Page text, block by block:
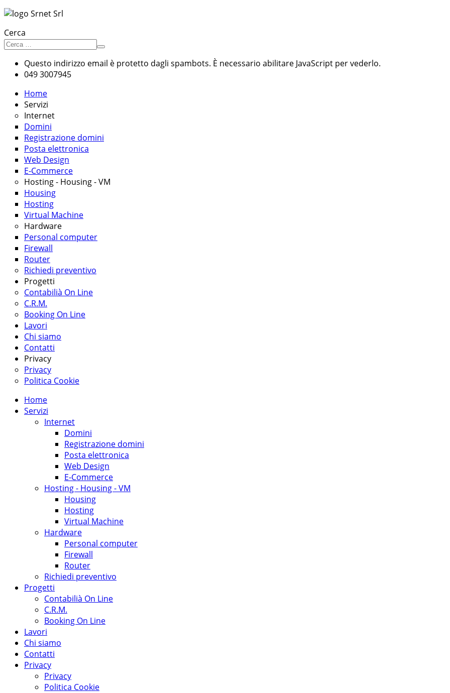
Cerca
Questo indirizzo email è protetto dagli spambots. È necessario abilitare JavaScript per vederlo.
049 3007945
Home
Servizi
Internet
Domini
Registrazione domini
Posta elettronica
Web Design
E-Commerce
Hosting - Housing - VM
Housing
Hosting
Virtual Machine
Hardware
Personal computer
Firewall
Router
Richiedi preventivo
Progetti
Contabilià On Line
C.R.M.
Booking On Line
Lavori
Chi siamo
Contatti
Privacy
Privacy
Politica Cookie
Home
Servizi
Internet
Domini
Registrazione domini
Posta elettronica
Web Design
E-Commerce
Hosting - Housing - VM
Housing
Hosting
Virtual Machine
Hardware
Personal computer
Firewall
Router
Richiedi preventivo
Progetti
Contabilià On Line
C.R.M.
Booking On Line
Lavori
Chi siamo
Contatti
Privacy
Privacy
Politica Cookie